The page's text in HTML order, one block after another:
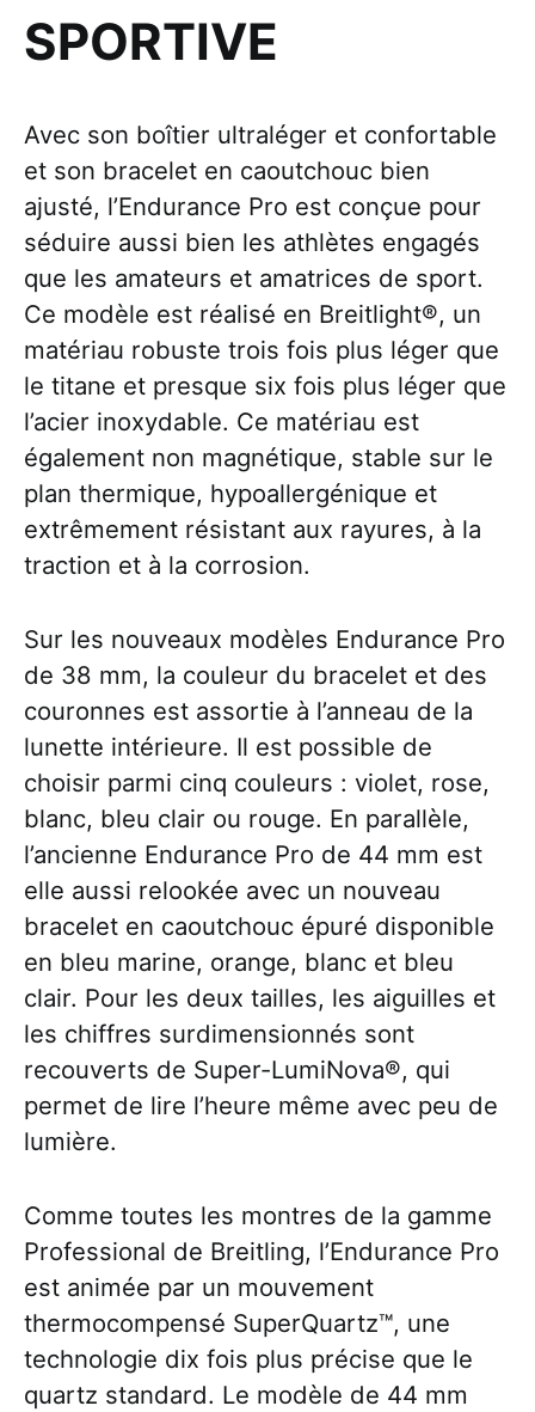
SPORTIVE
Avec son boîtier ultraléger et confortable
et son bracelet en caoutchouc bien
ajusté, l’Endurance Pro est conçue pour
séduire aussi bien les athlètes engagés
que les amateurs et amatrices de sport.
Ce modèle est réalisé en Breitlight®, un
matériau robuste trois fois plus léger que
le titane et presque six fois plus léger que
l’acier inoxydable. Ce matériau est
également non magnétique, stable sur le
plan thermique, hypoallergénique et
extrêmement résistant aux rayures, à la
traction et à la corrosion.
Sur les nouveaux modèles Endurance Pro
de 38 mm, la couleur du bracelet et des
couronnes est assortie à l’anneau de la
lunette intérieure. Il est possible de
choisir parmi cinq couleurs : violet, rose,
blanc, bleu clair ou rouge. En parallèle,
l’ancienne Endurance Pro de 44 mm est
elle aussi relookée avec un nouveau
bracelet en caoutchouc épuré disponible
en bleu marine, orange, blanc et bleu
clair. Pour les deux tailles, les aiguilles et
les chiffres surdimensionnés sont
recouverts de Super-LumiNova®, qui
permet de lire l’heure même avec peu de
lumière.
Comme toutes les montres de la gamme
Professional de Breitling, l’Endurance Pro
est animée par un mouvement
thermocompensé SuperQuartz™, une
technologie dix fois plus précise que le
quartz standard. Le modèle de 44 mm